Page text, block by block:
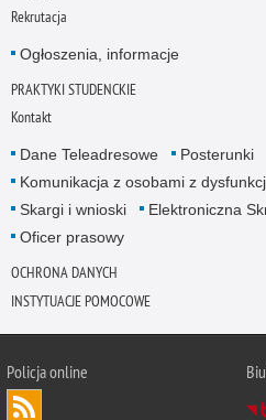
Rekrutacja
Ogłoszenia, informacje
PRAKTYKI STUDENCKIE
Kontakt
Dane Teleadresowe
Posterunki
Komunikacja z osobami z
Skargi i wnioski
Elektroniczna
Oficer prasowy
OCHRONA DANYCH
INSTYTUACJE POMOCOWE
Policja online